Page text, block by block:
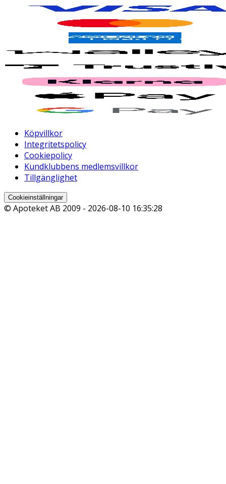
Köpvillkor
Integritetspolicy
Cookiepolicy
Kundklubbens medlemsvillkor
Tillgänglighet
Cookieinställningar
© Apoteket AB 2009 - 2026-08-10 16:35:28